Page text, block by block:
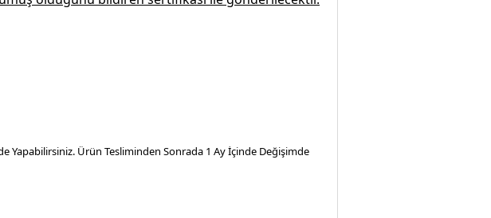
Yapabilirsiniz. Ürün Tesliminden Sonrada 1 Ay İçinde Değişimde